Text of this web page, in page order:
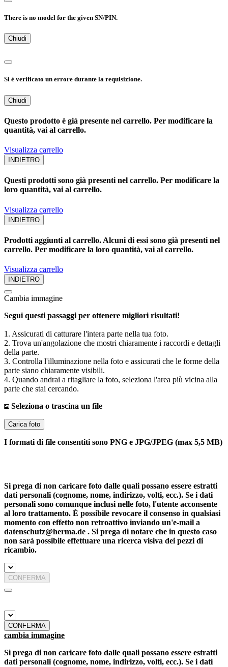
There is no model for the given SN/PIN.
Chiudi
Si è verificato un errore durante la requisizione.
Chiudi
Questo prodotto è già presente nel carrello. Per modificare la
quantità, vai al carrello.
Visualizza carrello
INDIETRO
Questi prodotti sono già presenti nel carrello. Per modificare la
loro quantità, vai al carrello.
Visualizza carrello
INDIETRO
Prodotti aggiunti al carrello. Alcuni di essi sono già presenti nel
carrello. Per modificare la loro quantità, vai al carrello.
Visualizza carrello
INDIETRO
Cambia immagine
Segui questi passaggi per ottenere migliori risultati!
1. Assicurati di catturare l'intera parte nella tua foto.
2. Trova un'angolazione che mostri chiaramente i raccordi e dettagli
della parte.
3. Controlla l'illuminazione nella foto e assicurati che le forme della
parte siano chiaramente visibili.
4. Quando andrai a ritagliare la foto, seleziona l'area più vicina alla
parte che stai cercando.
Seleziona o trascina un file
Carica foto
I formati di file consentiti sono PNG e JPG/JPEG (max 5,5 MB)
Si prega di non caricare foto dalle quali possano essere estratti
dati personali (cognome, nome, indirizzo, volti, ecc.). Se i dati
personali sono comunque inclusi nelle foto, l'utente acconsente
al loro trattamento. È possibile revocare il consenso in qualsiasi
momento con effetto non retroattivo inviando un'e-mail a
datenschutz@herma.de . Si prega di notare che in questo caso
non sarà possibile effettuare una ricerca visiva dei pezzi di
ricambio.
CONFERMA
CONFERMA
cambia immagine
Si prega di non caricare foto dalle quali possano essere estratti
dati personali (cognome, nome, indirizzo, volti, ecc.). Se i dati